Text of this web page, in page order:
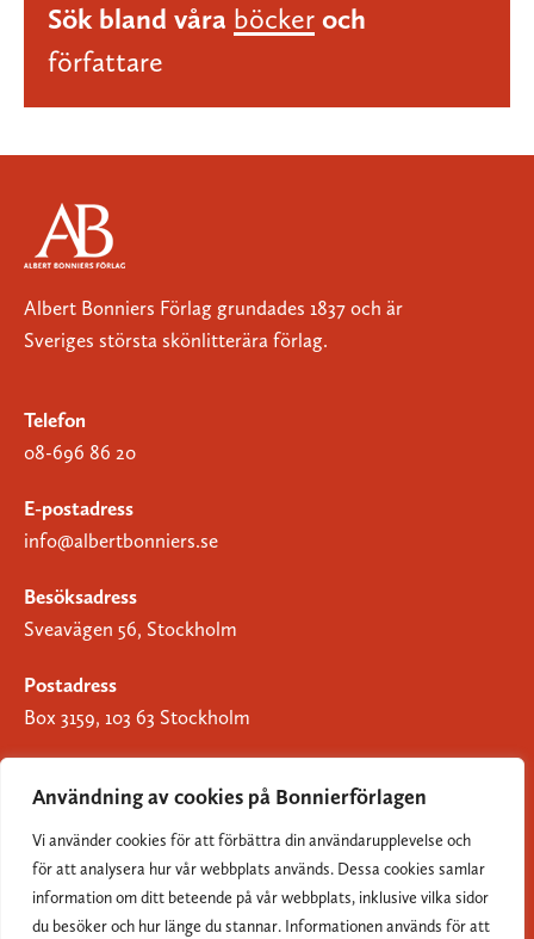
Användning av cookies på Bonnierförlagen
Vi använder cookies för att förbättra din användarupplevelse och
för att analysera hur vår webbplats används. Dessa cookies samlar
information om ditt beteende på vår webbplats, inklusive vilka sidor
du besöker och hur länge du stannar. Informationen används för att
Sök bland våra böcker och
författare
Albert Bonniers Förlag grundades 1837 och är
Sveriges största skönlitterära förlag.
Telefon
08-696 86 20
E-postadress
info@albertbonniers.se
Besöksadress
Sveavägen 56, Stockholm
Postadress
Box 3159, 103 63 Stockholm
Om Bonnierförlagen
Cookies